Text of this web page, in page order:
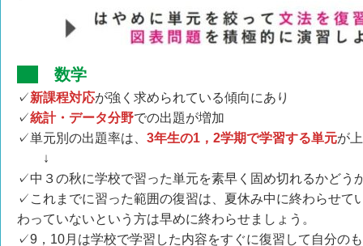
数学
✓新課程対応が強く求められている傾向にあり
✓統計・データ分野での出題が増加
✓単元別の出題率は、 3年生の1，2学期で学習する単元が
↓
✓中３の秋に学校で習った単元を素早く固め切れるかどう
✓これまでに習った範囲の復習は、夏休み中に終わらせて
わっていないという方は早めに終わらせましょう。
✓9，10月は学校で学習した内容をすぐに復習して自分の